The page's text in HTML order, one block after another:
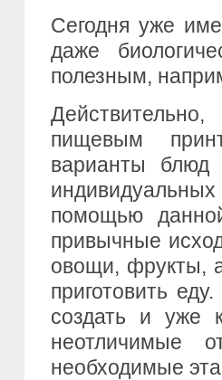
Сегодня уже
даже
полезным,
пищевым
варианты блюд
помощью
привычные
овощи, фрукты,
приготовить
создать и уже
неотличимые
необходимые